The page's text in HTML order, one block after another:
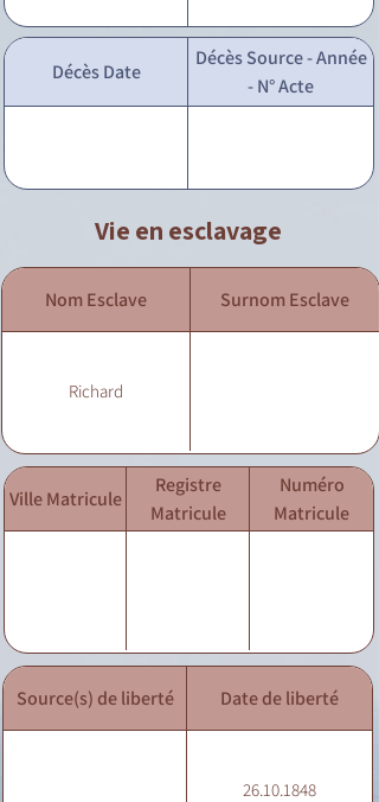
Décès Date
Décès Source - Année
- N° Acte
Vie en esclavage
Nom Esclave Surnom Esclave
Richard
Ville Matricule
Registre
Matricule
Numéro
Matricule
Source(s) de liberté Date de liberté
26.10.1848